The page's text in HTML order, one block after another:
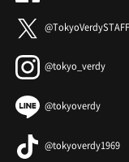
@TokyoVerdySTAFF
@tokyo_verdy
@tokyoverdy
@tokyoverdy1969